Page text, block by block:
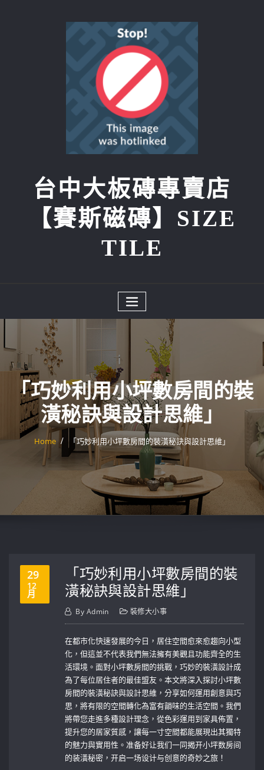
台中大板磚專賣店
【賽斯磁磚】SIZE
TILE
「巧妙利用小坪數房間的裝
潢秘訣與設計思維」
Home 「巧妙利用小坪數房間的裝潢秘訣與設計思維」
29
12
月
「巧妙利用小坪數房間的裝
潢秘訣與設計思維」
By Admin 裝修大小事
在都市化快速發展的今日，居住空間愈來愈趨向小型
化，但這並不代表我們無法擁有美觀且功能齊全的生
活環境。面對小坪數房間的挑戰，巧妙的裝潢設計成
為了每位居住者的最佳盟友。本文將深入探討小坪數
房間的裝潢秘訣與設計思維，分享如何運用創意與巧
思，將有限的空間轉化為富有韻味的生活空間。我們
將帶您走進多種設計理念，從色彩運用到家具佈置，
提升您的居家質感，讓每一寸空間都能展現出其獨特
的魅力與實用性。准备好让我们一同揭开小坪数房间
的装潢秘密，开启一场设计与创意的奇妙之旅！